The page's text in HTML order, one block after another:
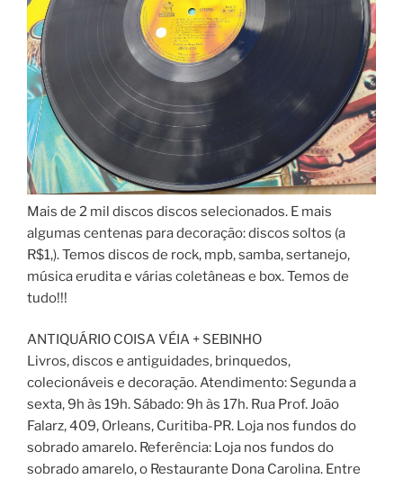
Mais de 2 mil discos discos selecionados. E mais
algumas centenas para decoração: discos soltos (a
R$1,). Temos discos de rock, mpb, samba, sertanejo,
música erudita e várias coletâneas e box. Temos de
tudo!!!
ANTIQUÁRIO COISA VÉIA + SEBINHO
Livros, discos e antiguidades, brinquedos,
colecionáveis e decoração. Atendimento: Segunda a
sexta, 9h às 19h. Sábado: 9h às 17h. Rua Prof. João
Falarz, 409, Orleans, Curitiba-PR. Loja nos fundos do
sobrado amarelo. Referência: Loja nos fundos do
sobrado amarelo, o Restaurante Dona Carolina. Entre